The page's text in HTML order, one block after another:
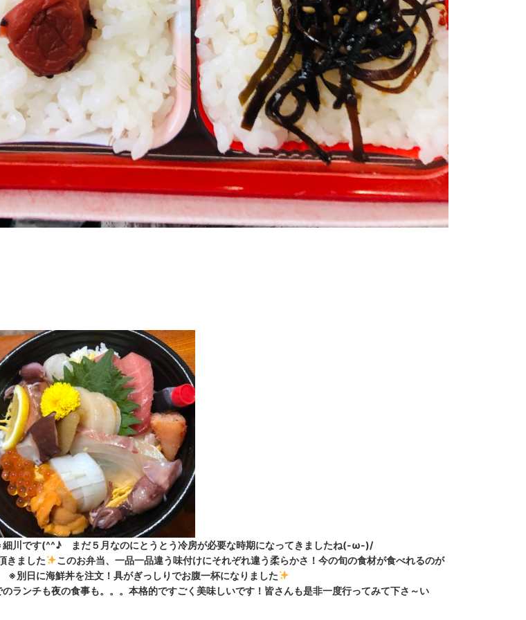
細川です(^^♪ まだ５月なのにとうとう冷房が必要な時期になってきましたね(-ω-)/
きました
このお弁当、一品一品違う味付けにそれぞれ違う柔らかさ！今の旬の食材が食べれるのが
日に海鮮丼を注文！具がぎっしりでお腹一杯になりました
ランチも夜の食事も。。。本格的ですごく美味しいです！ 皆さんも是非一度行ってみて下さ～い